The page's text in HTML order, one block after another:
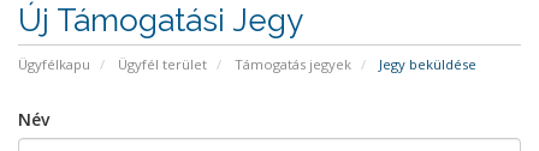
Új Támogatási Jegy
Ügyfélkapu Ügyfél terület Támogatás jegyek Jegy beküldése
Név